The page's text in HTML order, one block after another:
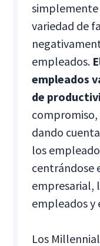
simplemente
variedad de
empleados.
empleados
de
compromiso,
dando
los
centrándose
empresarial,
empleados y
Los